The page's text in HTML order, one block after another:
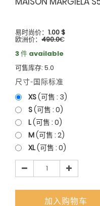
易时尚价：1.00$
欧洲价：490.0€
3 件 available
可售库存: 5.0
尺寸-国际标准
XS(可售 : 3)
S(可售 :0)
L(可售 :0)
M(可售 :2)
XL(可售 :0)
加入购物车